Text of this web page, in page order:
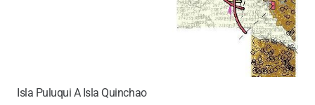
Isla Puluqui A Isla Quinchao